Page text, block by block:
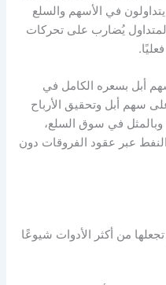
في الأسهم والسلع
يُضارب على تحركات
أبل بسعره الكامل في
سهم أبل وتحقيق الأرباح
في سوق السلع،
عبر عقود الفروقات دون
من أكثر الأدوات شيوعًا